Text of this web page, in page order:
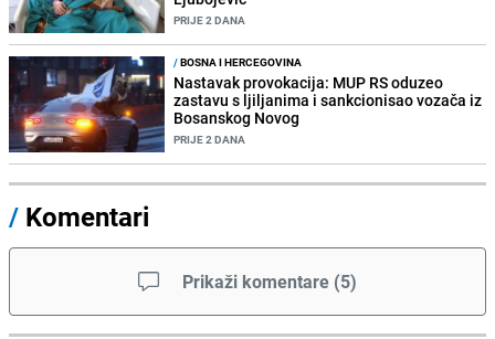
PRIJE 2 DANA
/BOSNA I HERCEGOVINA
Nastavak provokacija: MUP RS oduzeo
zastavu s ljiljanima i sankcionisao vozača iz
Bosanskog Novog
PRIJE 2 DANA
/ Komentari
Prikaži komentare (5)